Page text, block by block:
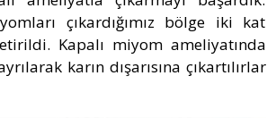
çıkardığımız bölge iki kat
Kapalı miyom ameliyatında
karın dışarısına çıkartılırlar